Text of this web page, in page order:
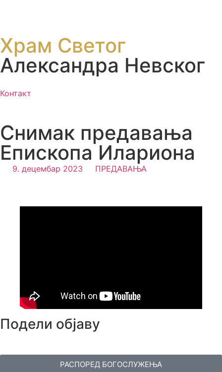
Храм Светог
Александра Невског
Контакт
Снимак предавања
Епископа Илариона
9. децембар 2023 ПРЕДАВАЊА
Подели објаву
РАСПОРЕД БОГОСЛУЖЕЊА